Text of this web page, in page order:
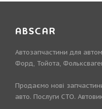
ABSCAR
Автозапчастини для
Форд, Тойота,
Продаємо нові
авто. Послуги СТО.